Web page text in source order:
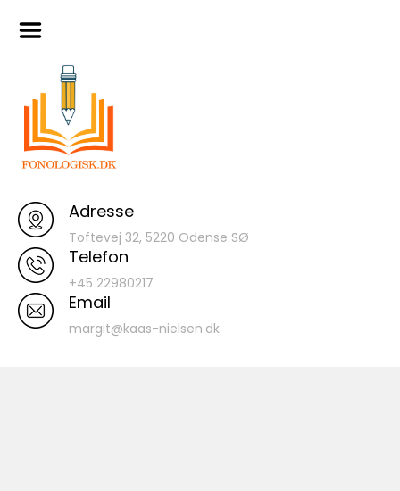
Adresse
Toftevej 32, 5220 Odense SØ
Telefon
+45 22980217
Email
margit@kaas-nielsen.dk
Hjem
Materialer
120 ord database
Indtaling af
Fonologisk Læsetilgang
Smagsprøver